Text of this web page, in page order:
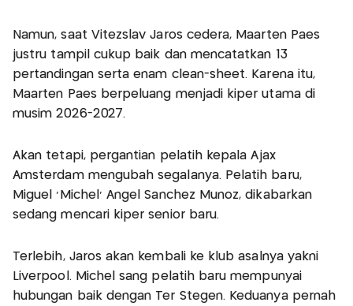
Namun, saat Vitezslav Jaros cedera, Maarten Paes
justru tampil cukup baik dan mencatatkan 13
pertandingan serta enam clean-sheet. Karena itu,
Maarten Paes berpeluang menjadi kiper utama di
musim 2026-2027.
Akan tetapi, pergantian pelatih kepala Ajax
Amsterdam mengubah segalanya. Pelatih baru,
Miguel 'Michel' Angel Sanchez Munoz, dikabarkan
sedang mencari kiper senior baru.
Terlebih, Jaros akan kembali ke klub asalnya yakni
Liverpool. Michel sang pelatih baru mempunyai
hubungan baik dengan Ter Stegen. Keduanya pernah